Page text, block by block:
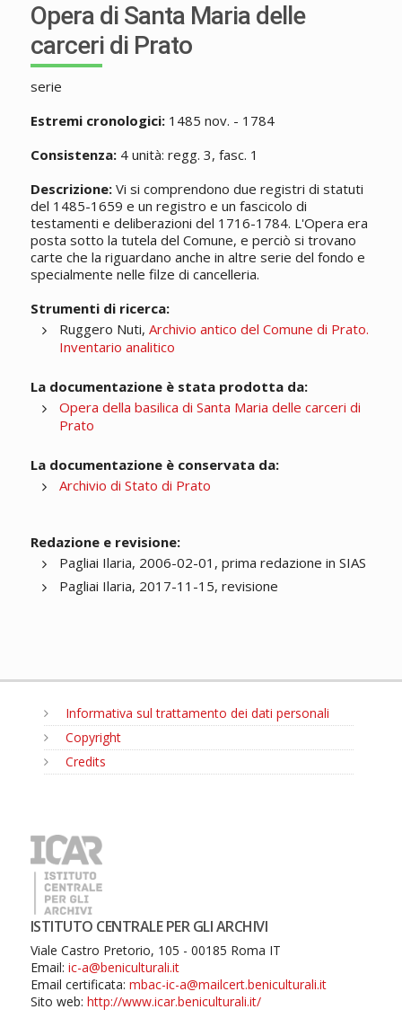
Opera di Santa Maria delle
carceri di Prato
serie
Estremi cronologici:1485 nov. - 1784
Consistenza:4 unità: regg. 3, fasc. 1
Descrizione:Vi si comprendono due registri di statuti
del 1485-1659 e un registro e un fascicolo di
testamenti e deliberazioni del 1716-1784. L'Opera era
posta sotto la tutela del Comune, e perciò si trovano
carte che la riguardano anche in altre serie del fondo e
specialmente nelle filze di cancelleria.
Strumenti di ricerca:
Ruggero Nuti, Archivio antico del Comune di Prato.
Inventario analitico
La documentazione è stata prodotta da:
Opera della basilica di Santa Maria delle carceri di
Prato
La documentazione è conservata da:
Archivio di Stato di Prato
Redazione e revisione:
Pagliai Ilaria, 2006-02-01, prima redazione in SIAS
Pagliai Ilaria, 2017-11-15, revisione
Informativa sul trattamento dei dati personali
Copyright
Credits
ISTITUTO CENTRALE PER GLI ARCHIVI
Viale Castro Pretorio, 105 - 00185 Roma IT
Email: ic-a@beniculturali.it
Email certificata: mbac-ic-a@mailcert.beniculturali.it
Sito web: http://www.icar.beniculturali.it/